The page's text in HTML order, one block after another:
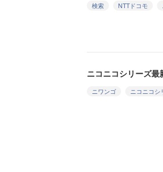
検索 NTTドコモ
ニコニコシリーズ
ニワンゴ
ニコニコシ